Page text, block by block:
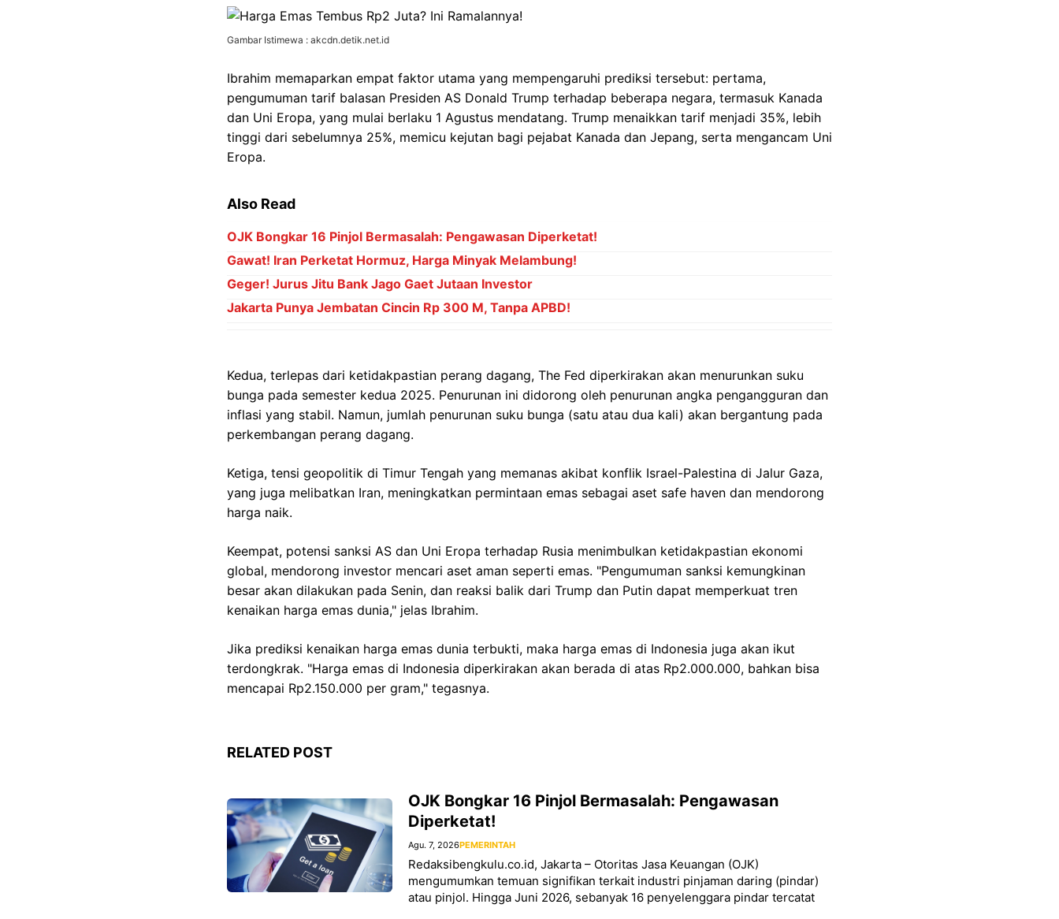
Gambar Istimewa : akcdn.detik.net.id
Ibrahim memaparkan empat faktor utama yang mempengaruhi prediksi tersebut: pertama,
pengumuman tarif balasan Presiden AS Donald Trump terhadap beberapa negara, termasuk Kanada
dan Uni Eropa, yang mulai berlaku 1 Agustus mendatang. Trump menaikkan tarif menjadi 35%, lebih
tinggi dari sebelumnya 25%, memicu kejutan bagi pejabat Kanada dan Jepang, serta mengancam Uni
Eropa.
Also Read
OJK Bongkar 16 Pinjol Bermasalah: Pengawasan Diperketat!
Gawat! Iran Perketat Hormuz, Harga Minyak Melambung!
Geger! Jurus Jitu Bank Jago Gaet Jutaan Investor
Jakarta Punya Jembatan Cincin Rp 300 M, Tanpa APBD!
Kedua, terlepas dari ketidakpastian perang dagang, The Fed diperkirakan akan menurunkan suku
bunga pada semester kedua 2025. Penurunan ini didorong oleh penurunan angka pengangguran dan
inflasi yang stabil. Namun, jumlah penurunan suku bunga (satu atau dua kali) akan bergantung pada
perkembangan perang dagang.
Ketiga, tensi geopolitik di Timur Tengah yang memanas akibat konflik Israel-Palestina di Jalur Gaza,
yang juga melibatkan Iran, meningkatkan permintaan emas sebagai aset safe haven dan mendorong
harga naik.
Keempat, potensi sanksi AS dan Uni Eropa terhadap Rusia menimbulkan ketidakpastian ekonomi
global, mendorong investor mencari aset aman seperti emas. "Pengumuman sanksi kemungkinan
besar akan dilakukan pada Senin, dan reaksi balik dari Trump dan Putin dapat memperkuat tren
kenaikan harga emas dunia," jelas Ibrahim.
Jika prediksi kenaikan harga emas dunia terbukti, maka harga emas di Indonesia juga akan ikut
terdongkrak. "Harga emas di Indonesia diperkirakan akan berada di atas Rp2.000.000, bahkan bisa
mencapai Rp2.150.000 per gram," tegasnya.
RELATED POST
OJK Bongkar 16 Pinjol Bermasalah: Pengawasan
Diperketat!
Agu. 7, 2026PEMERINTAH
Redaksibengkulu.co.id, Jakarta – Otoritas Jasa Keuangan (OJK)
mengumumkan temuan signifikan terkait industri pinjaman daring (pindar)
atau pinjol. Hingga Juni 2026, sebanyak 16 penyelenggara pindar tercatat